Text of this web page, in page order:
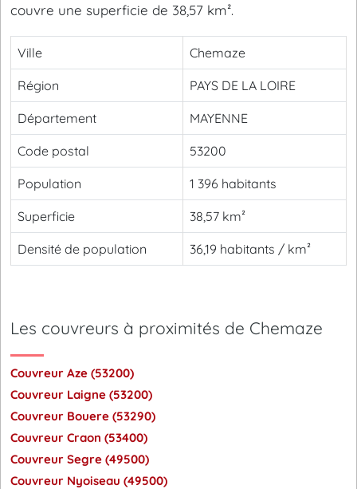
couvre une superficie de 38,57 km².
Ville Chemaze
Région PAYS DE LA LOIRE
Département MAYENNE
Code postal 53200
Population 1 396 habitants
Superficie 38,57 km²
Densité de population 36,19 habitants / km²
Les couvreurs à proximités de Chemaze
Couvreur Aze (53200)
Couvreur Laigne (53200)
Couvreur Bouere (53290)
Couvreur Craon (53400)
Couvreur Segre (49500)
Couvreur Nyoiseau (49500)